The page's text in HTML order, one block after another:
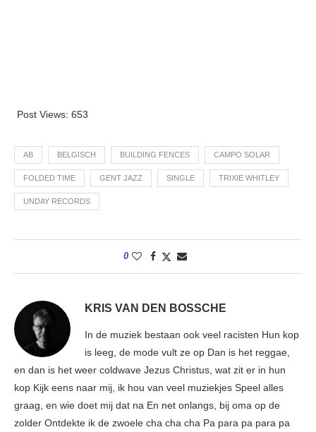
Post Views: 653
AB BELGISCH BUILDING FENCES CAMPO SOLAR
FOLDED TIME GENT JAZZ SINGLE TRIXIE WHITLEY
UNDAY RECORDS
0
KRIS VAN DEN BOSSCHE
In de muziek bestaan ook veel racisten Hun kop
is leeg, de mode vult ze op Dan is het reggae,
en dan is het weer coldwave Jezus Christus, wat zit er in hun
kop Kijk eens naar mij, ik hou van veel muziekjes Speel alles
graag, en wie doet mij dat na En net onlangs, bij oma op de
zolder Ontdekte ik de zwoele cha cha cha Pa para pa para pa